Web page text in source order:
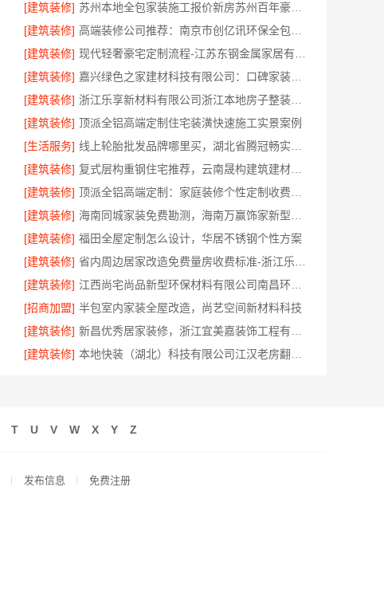
[建筑装修]
[建筑装修]
[建筑装修]
[建筑装修]
[建筑装修]
[建筑装修] 顶派全铝高端定制住宅装潢快速施工实景案例
[生活服务]
[建筑装修]
[建筑装修]
[建筑装修]
[建筑装修] 福田全屋定制怎么设计，华居不锈钢个性方案
[建筑装修]
[建筑装修]
[招商加盟] 半包室内家装全屋改造，尚艺空间新材料科技
[建筑装修]
[建筑装修]
T U V W X Y Z
发布信息 免费注册